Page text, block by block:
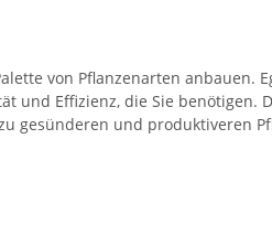
von Pflanzenarten
und Effizienz, die Sie
gesünderen und produktiveren